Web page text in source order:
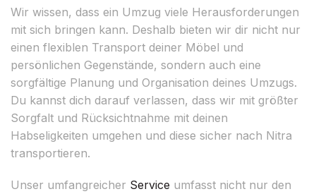
Wir wissen, dass ein Umzug viele Herausforderungen
mit sich bringen kann. Deshalb bieten wir dir nicht nur
einen flexiblen Transport deiner Möbel und
persönlichen Gegenstände, sondern auch eine
sorgfältige Planung und Organisation deines Umzugs.
Du kannst dich darauf verlassen, dass wir mit größter
Sorgfalt und Rücksichtnahme mit deinen
Habseligkeiten umgehen und diese sicher nach Nitra
transportieren.
Unser umfangreicher Service umfasst nicht nur den